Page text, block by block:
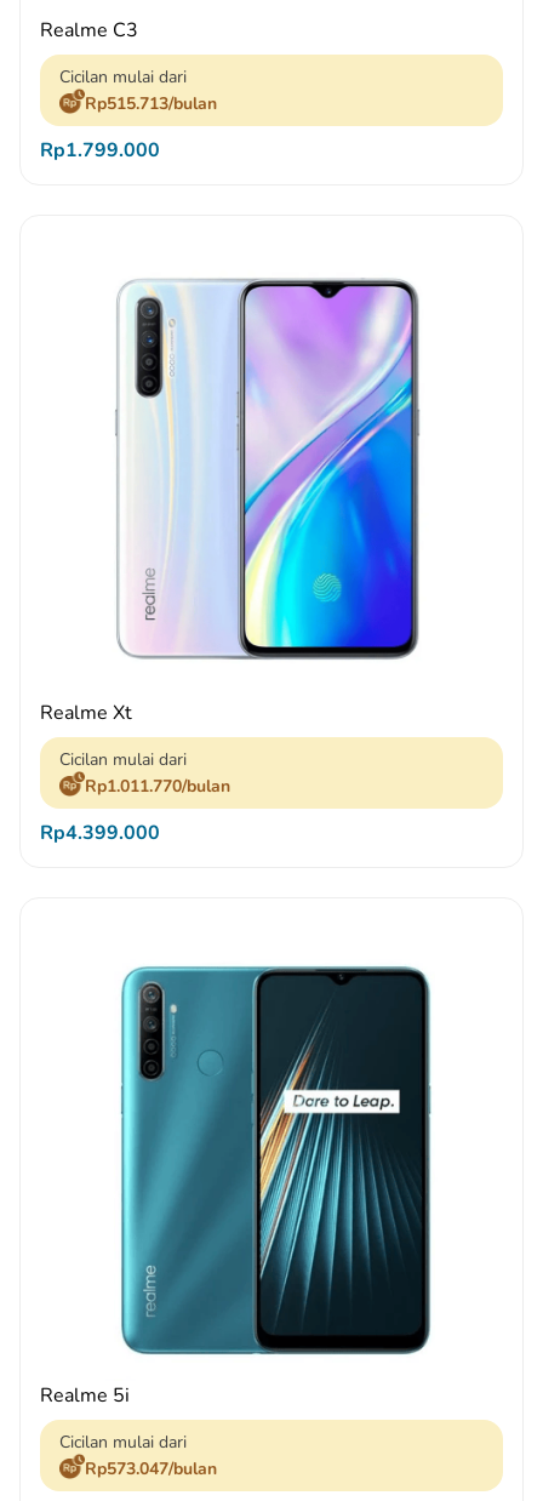
Realme C3
Cicilan mulai dari
Rp515.713/bulan
Rp1.799.000
Realme Xt
Cicilan mulai dari
Rp1.011.770/bulan
Rp4.399.000
Realme 5i
Cicilan mulai dari
Rp573.047/bulan